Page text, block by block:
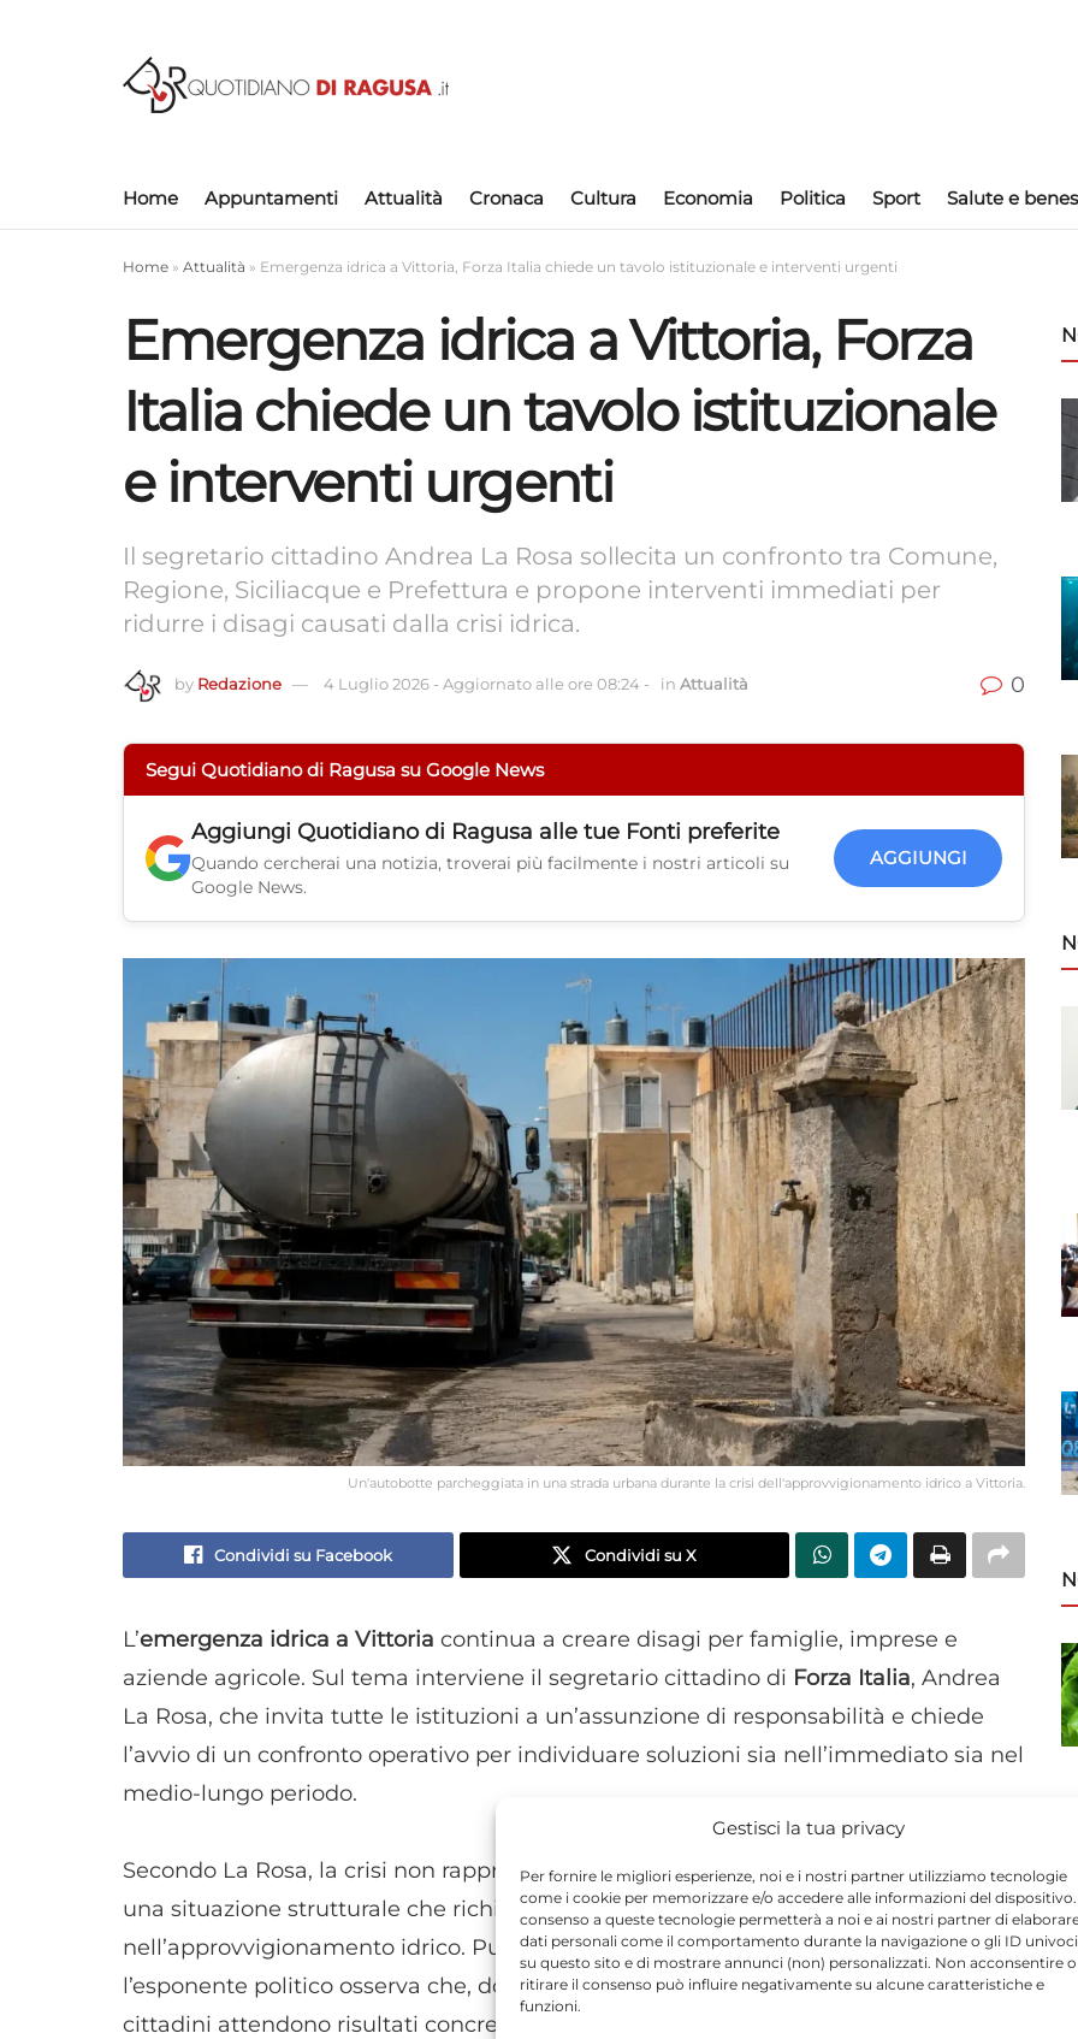
Gestisci la tua privacy
Per fornire le migliori esperienze, noi e i nostri partner utilizziamo tecnologie
come i cookie per memorizzare e/o accedere alle informazioni del
consenso a queste tecnologie permetterà a noi e ai nostri partner di
dati personali come il comportamento durante la navigazione o gli ID univoci
su questo sito e di mostrare annunci (non) personalizzati. Non acconsentire o
ritirare il consenso può influire negativamente su alcune caratteristiche e
funzioni.
Home Appuntamenti Attualità Cronaca Cultura Economia Politica Sport Salute e
Home » Attualità » Emergenza idrica a Vittoria, Forza Italia chiede un tavolo istituzionale e interventi urgenti
Emergenza idrica a Vittoria, Forza
Italia chiede un tavolo istituzionale
e interventi urgenti
Il segretario cittadino Andrea La Rosa sollecita un confronto tra Comune,
Regione, Siciliacque e Prefettura e propone interventi immediati per
ridurre i disagi causati dalla crisi idrica.
by Redazione 4 Luglio 2026 - Aggiornato alle ore 08:24 - in Attualità 0
Segui Quotidiano di Ragusa su Google News
Aggiungi Quotidiano di Ragusa alle tue Fonti preferite
Quando cercherai una notizia, troverai più facilmente i nostri articoli su
Google News.
AGGIUNGI
Un'autobotte parcheggiata in una strada urbana durante la crisi dell'approvvigionamento idrico a Vittoria.
Condividi su Facebook Condividi su X
L’emergenza idrica a Vittoria continua a creare disagi per famiglie, imprese e
aziende agricole. Sul tema interviene il segretario cittadino di Forza Italia, Andrea
La Rosa, che invita tutte le istituzioni a un’assunzione di responsabilità e chiede
l’avvio di un confronto operativo per individuare soluzioni sia nell’immediato sia nel
medio-lungo periodo.
Secondo La Rosa, la crisi non rappresenta un problema nato recentemente, ma
una situazione strutturale che richiede interventi capaci di garantire continuità
nell’approvvigionamento idrico. Pur riconoscendo la complessità della questione,
l’esponente politico osserva che, dopo quattro anni di amministrazione comunale, i
cittadini attendono risultati concreti per un servizio essenziale.